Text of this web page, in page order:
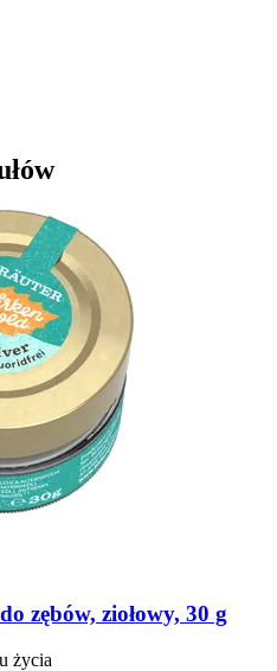
zębów, ziołowy, 30 g
życia